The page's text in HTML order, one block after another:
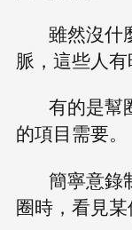
雖然沒什
脈，這些人有
有的是幫
的項目需要。
簡寧意錄
圈時，看見某